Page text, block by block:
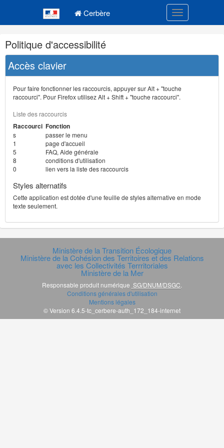
Cerbère Toggle
Navigation
et
outils
annexes
Politique d'accessibilité
Accès clavier
Pour faire fonctionner les raccourcis, appuyer sur Alt + "touche
raccourci". Pour Firefox utilisez Alt + Shift + "touche raccourci".
Liste des raccourcis
Raccourci Fonction
s
passer le menu
1
page d'accueil
5
FAQ, Aide générale
8
conditions d'utilisation
0
lien vers la liste des raccourcis
Styles alternatifs
Cette application est dotée d'une feuille de styles alternative en mode
texte seulement.
Ministère de la Transition Écologique
Ministère de la Cohésion des Territoires et des Relations
avec les Collectivités Terrritoriales
Ministère de la Mer
Responsable produit numérique SG/DNUM/DSGC
Conditions générales d'utilisation
Mentions légales
© Version 6.4.5-tc_cerbere-auth_172_184-internet